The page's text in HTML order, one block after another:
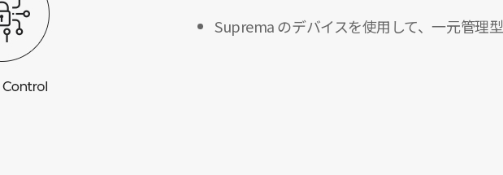
Suprema のデバイスを使用して、一元管理